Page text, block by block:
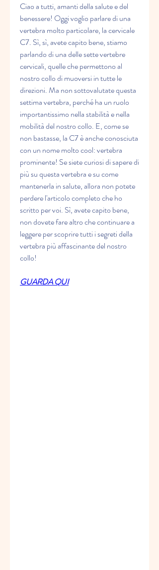
Ciao a tutti, amanti della salute e del
benessere! Oggi voglio parlare di una
vertebra molto particolare, la cervicale
C7. Sì, sì, avete capito bene, stiamo
parlando di una delle sette vertebre
cervicali, quelle che permettono al
nostro collo di muoversi in tutte le
direzioni. Ma non sottovalutate questa
settima vertebra, perché ha un ruolo
importantissimo nella stabilità e nella
mobilità del nostro collo. E, come se
non bastasse, la C7 è anche conosciuta
con un nome molto cool: vertebra
prominente! Se siete curiosi di sapere di
più su questa vertebra e su come
mantenerla in salute, allora non potete
perdere l'articolo completo che ho
scritto per voi. Sì, avete capito bene,
non dovete fare altro che continuare a
leggere per scoprire tutti i segreti della
vertebra più affascinante del nostro
collo!
GUARDA QUI